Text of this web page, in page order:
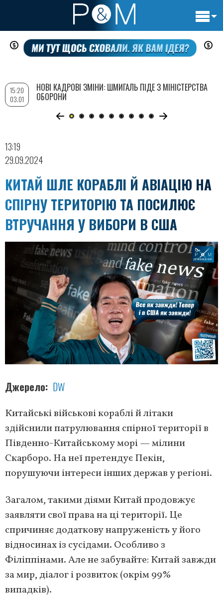
Перейти
до
вмісту
13:19
29.09.2024
КИТАЙ ШЛЕ КОРАБЛІ Й АВІАЦІЮ НА
СПІРНУ ТЕРИТОРІЮ ТА ПОСИЛЮЄ
ВТРУЧАННЯ У ВИБОРИ В США
Джерело DW
Китайські військові кораблі й літаки
здійснили патрулювання спірної території в
Південно-Китайському морі — мілини
Скарборо. На неї претендує Пекін,
порушуючи інтереси інших держав у регіоні.
Загалом, такими діями Китай продовжує
заявляти свої права на ці території. Це
спричиняє додаткову напруженість у його
відносинах із сусідами. Особливо з
Філіппінами. Але не забувайте: Китай завжди
за мир, діалог і розвиток (окрім 99%
випадків).
15:20
03.01
НОВІ КАДРОВІ ЗМІНИ: ШМИГАЛЬ ПІДЕ З МІНІСТЕРСТВА
ОБОРОНИ